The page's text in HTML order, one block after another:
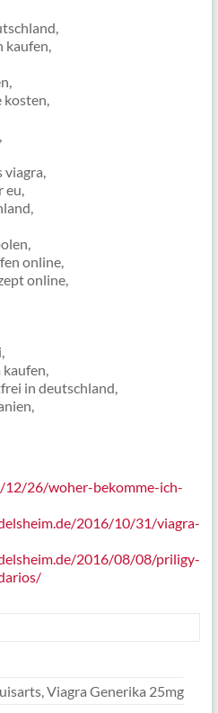
kaufen,
kosten,
viagra,
eu,
online,
online,
in deutschland,
12/26/woher-bekomme-ich-
2016/10/31/viagra-
2016/08/08/priligy-
Viagra Generika 25mg